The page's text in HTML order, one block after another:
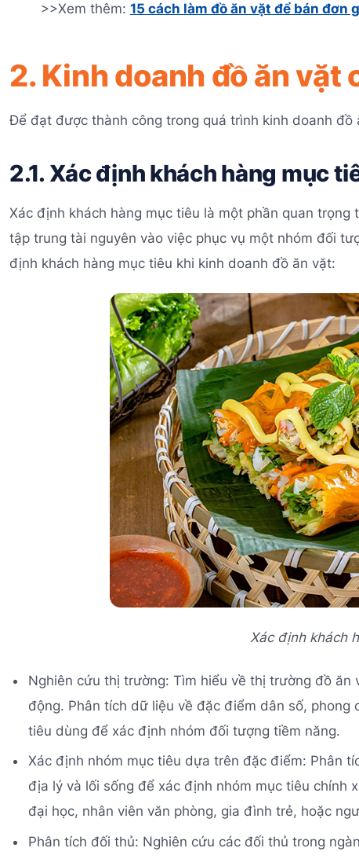
>>Xem thêm: 15 cách làm đồ ăn vặt để bán đơn
2. Kinh doanh đồ ăn vặt
Để đạt được thành công trong quá trình kinh doanh
2.1. Xác định khách hàng mục
Xác định khách hàng mục tiêu là một phần quan
tập trung tài nguyên vào việc phục vụ một nhóm đối
định khách hàng mục tiêu khi kinh doanh đồ ăn vặt:
Xác định khách
Nghiên cứu thị trường: Tìm hiểu về thị trường đồ
động. Phân tích dữ liệu về đặc điểm dân số,
tiêu dùng để xác định nhóm đối tượng tiềm năng.
Xác định nhóm mục tiêu dựa trên đặc điểm: Phân
địa lý và lối sống để xác định nhóm mục tiêu chính
đại học, nhân viên văn phòng, gia đình trẻ, hoặc
Phân tích đối thủ: Nghiên cứu các đối thủ trong